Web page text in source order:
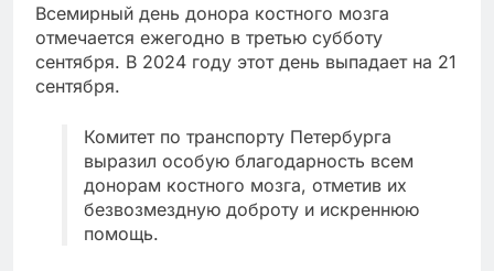
Всемирный день донора костного мозга
отмечается ежегодно в третью субботу
сентября. В 2024 году этот день выпадает на 21
сентября.
Комитет по транспорту Петербурга
выразил особую благодарность всем
донорам костного мозга, отметив их
безвозмездную доброту и искреннюю
помощь.